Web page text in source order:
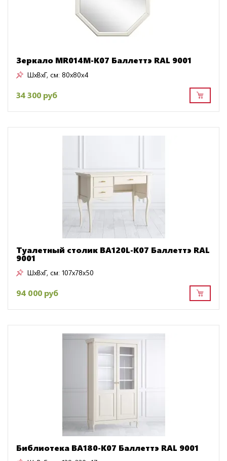
Зеркало MR014M-K07 Баллеттэ RAL 9001
ШxВxГ, см: 80x80x4
34 300 руб
Туалетный столик BA120L-K07 Баллеттэ RAL
9001
ШxВxГ, см: 107x78x50
94 000 руб
Библиотека BA180-K07 Баллеттэ RAL 9001